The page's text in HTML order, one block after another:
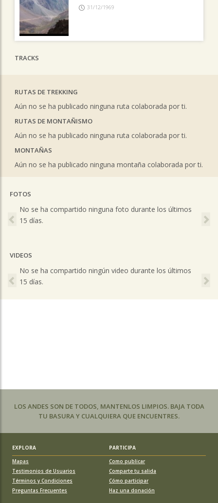
31/12/1969
TRACKS
RUTAS DE TREKKING
Aún no se ha publicado ninguna ruta colaborada por ti.
RUTAS DE MONTAÑISMO
Aún no se ha publicado ninguna ruta colaborada por ti.
MONTAÑAS
Aún no se ha publicado ninguna montaña colaborada por ti.
FOTOS
No se ha compartido ninguna foto durante los últimos
15 días.
Previous
VIDEOS
No se ha compartido ningún video durante los últimos
15 días.
Previous
LOS ANDES SON DE TODOS, MANTENLOS LIMPIOS. BAJA TODA
TU BASURA Y CUALQUIERA QUE ENCUENTRES.
EXPLORA
PARTICIPA
Mapas
Testimonios de Usuarios
Términos y Condiciones
Preguntas Frecuentes
Como publicar
Comparte tu salida
Cómo participar
Haz una donación